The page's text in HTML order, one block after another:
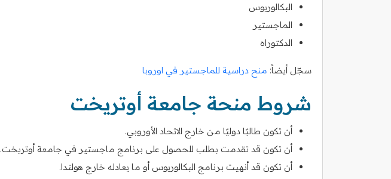
البكالوريوس
الماجستير
الدكتوراه
سجّل أيضاً: منح دراسية للماجستير في اوروبا
شروط منحة جامعة أوتريخت
أن تكون طالبًا دوليًا من خارج الاتحاد الأوروبي.
أن تكون قد تقدمت بطلب للحصول على برنامج ماجستير في جامعة أوتريخت.
أن تكون قد أنهيت برنامج البكالوريوس أو ما يعادله خارج هولندا.